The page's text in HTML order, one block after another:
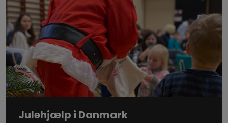
Julehjælp i Danmark